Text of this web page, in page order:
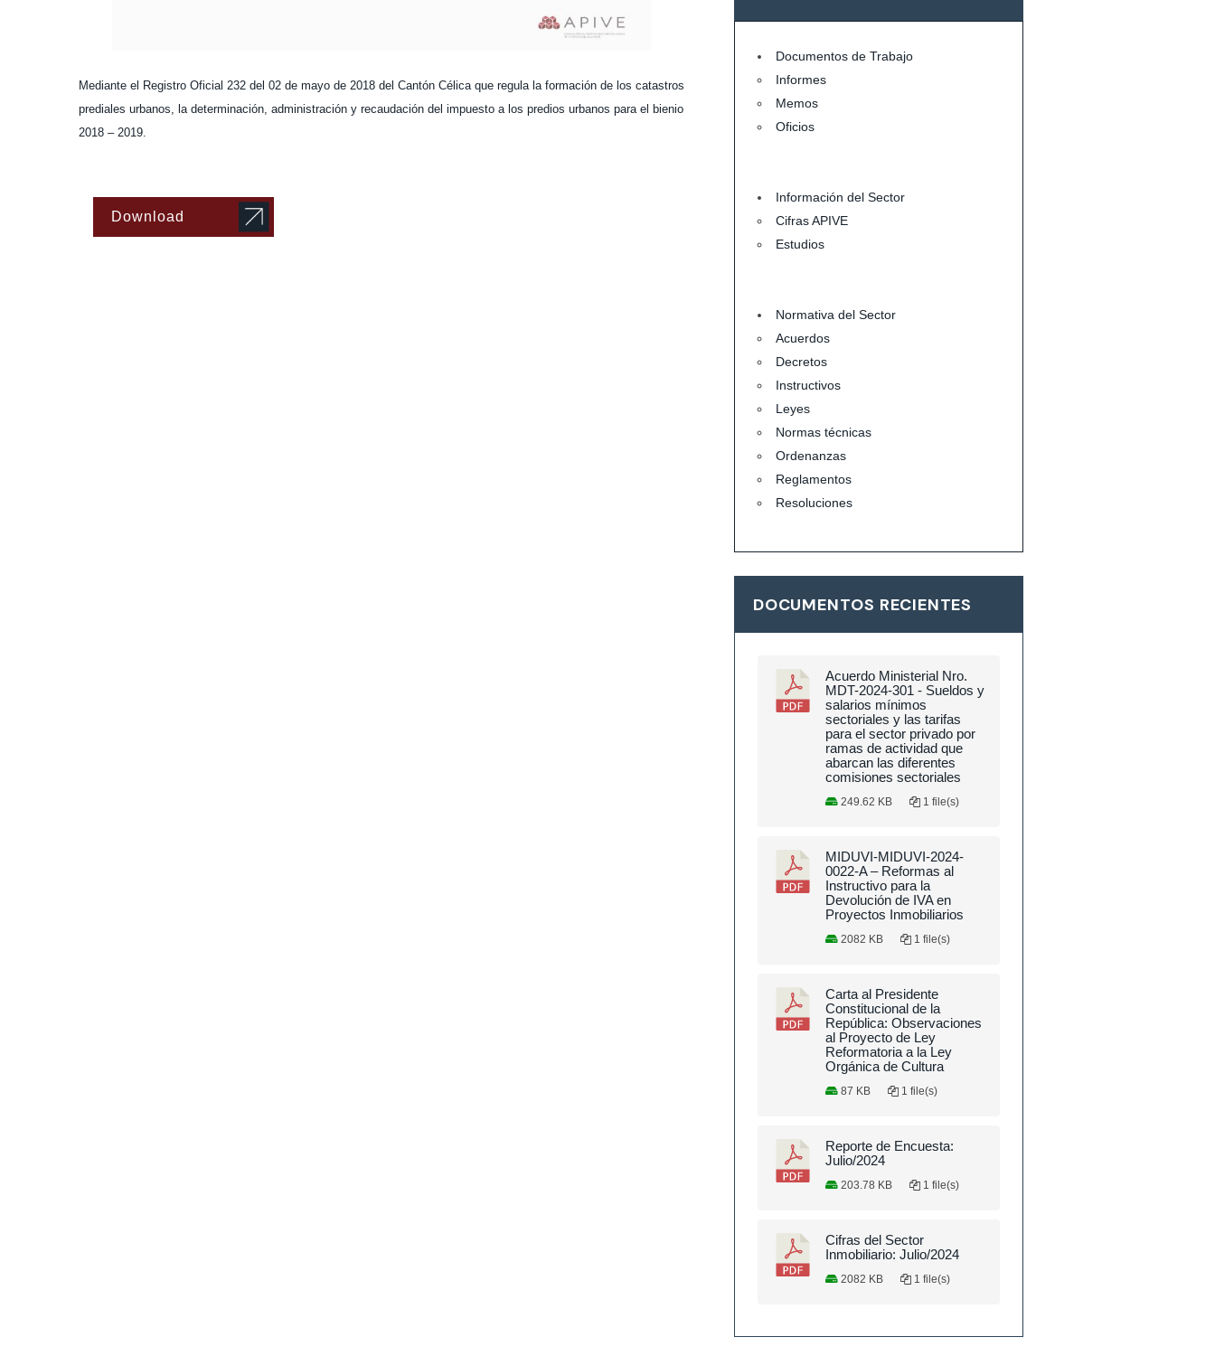
Mediante el Registro Oficial 232 del 02 de mayo de 2018 del Cantón Célica que regula la formación de los catastros
prediales urbanos, la determinación, administración y recaudación del impuesto a los predios urbanos para el bienio
2018 – 2019.
Download
Documentos de Trabajo
Informes
Memos
Oficios
Información del Sector
Cifras APIVE
Estudios
Normativa del Sector
Acuerdos
Decretos
Instructivos
Leyes
Normas técnicas
Ordenanzas
Reglamentos
Resoluciones
DOCUMENTOS RECIENTES
Acuerdo Ministerial Nro.
MDT-2024-301 - Sueldos y
salarios mínimos
sectoriales y las tarifas
para el sector privado por
ramas de actividad que
abarcan las diferentes
comisiones sectoriales
249.62 KB 1 file(s)
MIDUVI-MIDUVI-2024-
0022-A – Reformas al
Instructivo para la
Devolución de IVA en
Proyectos Inmobiliarios
2082 KB 1 file(s)
Carta al Presidente
Constitucional de la
República: Observaciones
al Proyecto de Ley
Reformatoria a la Ley
Orgánica de Cultura
87 KB 1 file(s)
Reporte de Encuesta:
Julio/2024
203.78 KB 1 file(s)
Cifras del Sector
Inmobiliario: Julio/2024
2082 KB 1 file(s)